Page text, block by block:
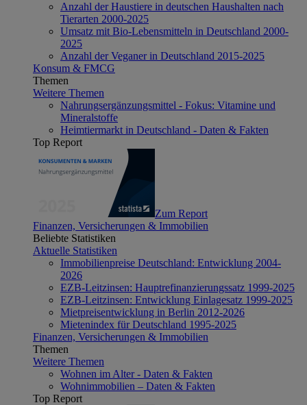
Anzahl der Haustiere in deutschen Haushalten nach
Tierarten 2000-2025
Umsatz mit Bio-Lebensmitteln in Deutschland 2000-
2025
Anzahl der Veganer in Deutschland 2015-2025
Konsum & FMCG
Themen
Weitere Themen
Nahrungsergänzungsmittel - Fokus: Vitamine und
Mineralstoffe
Heimtiermarkt in Deutschland - Daten & Fakten
Top Report
Zum Report
Finanzen, Versicherungen & Immobilien
Beliebte Statistiken
Aktuelle Statistiken
Immobilienpreise Deutschland: Entwicklung 2004-
2026
EZB-Leitzinsen: Hauptrefinanzierungssatz 1999-2025
EZB-Leitzinsen: Entwicklung Einlagesatz 1999-2025
Mietpreisentwicklung in Berlin 2012-2026
Mietenindex für Deutschland 1995-2025
Finanzen, Versicherungen & Immobilien
Themen
Weitere Themen
Wohnen im Alter - Daten & Fakten
Wohnimmobilien – Daten & Fakten
Top Report